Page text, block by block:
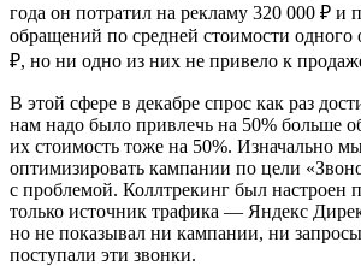
года он потратил на рекламу 320 000 ₽ и
обращений по средней стоимости одного
₽, но ни одно из них не привело к
В этой сфере в декабре спрос как раз
нам надо было привлечь на 50% больше
их стоимость тоже на 50%. Изначально
оптимизировать кампании по цели
с проблемой. Коллтрекинг был настроен
только источник трафика — Яндекс
но не показывал ни кампании, ни
поступали эти звонки.